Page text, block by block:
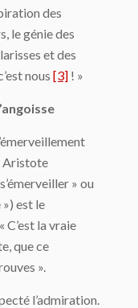
des
le génie des
et des
nous [3] ! »
Aristote
» ou
») est le
. « C’est la vraie
que ce
».
l’admiration.